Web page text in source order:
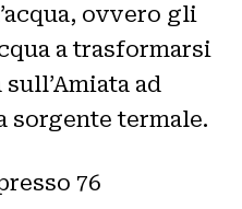
ovvero gli
a trasformarsi
ad
sorgente termale.
76